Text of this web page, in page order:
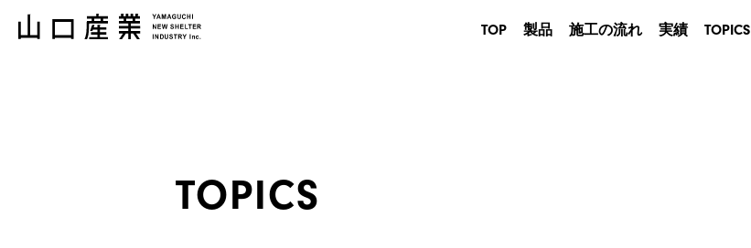
TOP 製品 施工の流れ 実績 TOPICS
TOPICS